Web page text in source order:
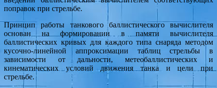
поправок при стрельбе.
Принцип работы танкового баллистического вычислителя
основан на формировании в памяти вычислителя
баллистических кривых для каждого типа снаряда методом
кусочно-линейной аппроксимации таблиц стрельбы в
зависимости от дальности, метеобаллистических и
кинематических условий движения танка и цели при
стрельбе.